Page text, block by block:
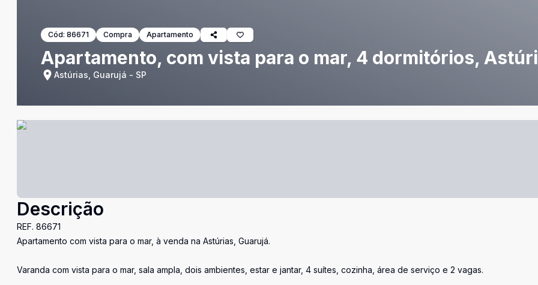
Cód: 86671 Compra Apartamento
Apartamento, com vista para o mar, 4 dormitórios,
Astúrias, Guarujá - SP
Descrição
REF. 86671
Apartamento com vista para o mar, à venda na Astúrias, Guarujá.
Varanda com vista para o mar, sala ampla, dois ambientes, estar e jantar, 4 suítes, cozinha, área de serviço e 2 vagas.